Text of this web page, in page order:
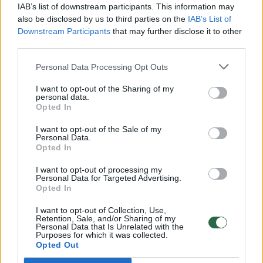
IAB’s list of downstream participants. This information may
also be disclosed by us to third parties on the IAB’s List of
Downstream Participants that may further disclose it to other
Personal Data Processing Opt Outs
I want to opt-out of the Sharing of my
personal data.
Opted In
I want to opt-out of the Sale of my
Personal Data.
Opted In
I want to opt-out of processing my
Personal Data for Targeted Advertising.
Opted In
I want to opt-out of Collection, Use,
Retention, Sale, and/or Sharing of my
Personal Data that Is Unrelated with the
Purposes for which it was collected.
Opted Out
Vaizdai iš tragiškos avarijos Vilniaus r.: dviejų moterų ir
vaiko gyvybių išgelbėti nepavyko
Lietuvos diena
32 laipsnių šilumos
Žinios | Orai
V. Zalužno pasisakymą laiko bandymu įsitvirtinti
Ukrainos politikoje: jis yra neteisus
Laidos | Nauja diena
00:00:57
Sinoptikai atsakė, kokiais orais užbaigsime darbo
savaitę: karščiai atsitrauks
Žinios | Orai